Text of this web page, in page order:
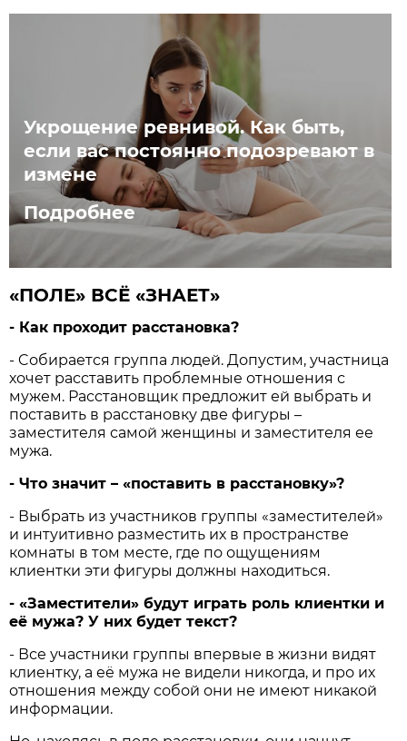
Укрощение ревнивой. Как быть,
если вас постоянно подозревают в
измене
Подробнее
«ПОЛЕ» ВСЁ «ЗНАЕТ»
- Как проходит расстановка?
- Cобирается группа людей. Допустим, участница
хочет расставить проблемные отношения с
мужем. Расстановщик предложит ей выбрать и
поставить в расстановку две фигуры –
заместителя самой женщины и заместителя ее
мужа.
- Что значит – «поставить в расстановку»?
- Выбрать из участников группы «заместителей»
и интуитивно разместить их в пространстве
комнаты в том месте, где по ощущениям
клиентки эти фигуры должны находиться.
- «Заместители» будут играть роль клиентки и
её мужа? У них будет текст?
- Все участники группы впервые в жизни видят
клиентку, а её мужа не видели никогда, и про их
отношения между собой они не имеют никакой
информации.